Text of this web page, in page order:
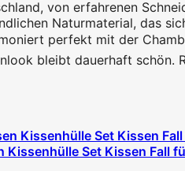
von erfahrenen
Naturmaterial, das
perfekt mit der
bleibt dauerhaft schön.
Set Kissen Fall